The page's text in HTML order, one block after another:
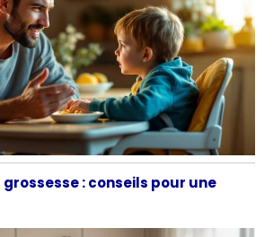
: conseils pour une